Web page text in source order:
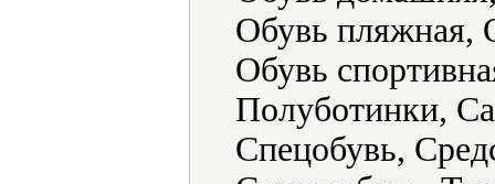
Обувь пляжная,
Обувь
Полуботинки,
Спецобувь,